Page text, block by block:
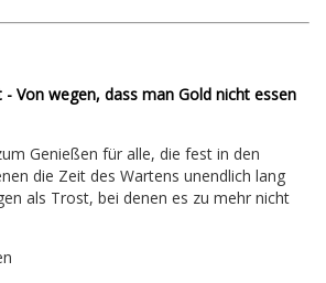
Von wegen, dass man Gold nicht essen
Genießen für alle, die fest in den
die Zeit des Wartens unendlich lang
als Trost, bei denen es zu mehr nicht